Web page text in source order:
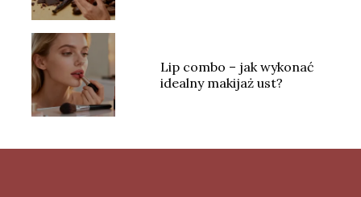
Lip combo – jak wykonać
idealny makijaż ust?